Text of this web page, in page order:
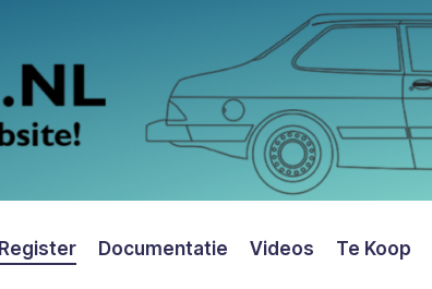
Register Documentatie Videos Te Koop